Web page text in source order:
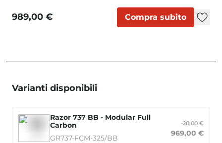
989,00 € Compra subito
Varianti disponibili
Razor 737 BB - Modular Full
Carbon
GR737-FCM-325/BB
-20,00 €
969,00 €